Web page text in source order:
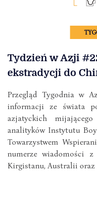
Tydzień w Azji
ekstradycji do
Przegląd Tygodnia w
informacji ze świata
azjatyckich
analityków Instytutu
Towarzystwem
numerze wiadomości z
Kirgistanu, Australii oraz